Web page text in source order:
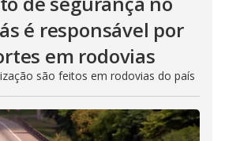
é responsável por
em rodovias
são feitos em rodovias do país